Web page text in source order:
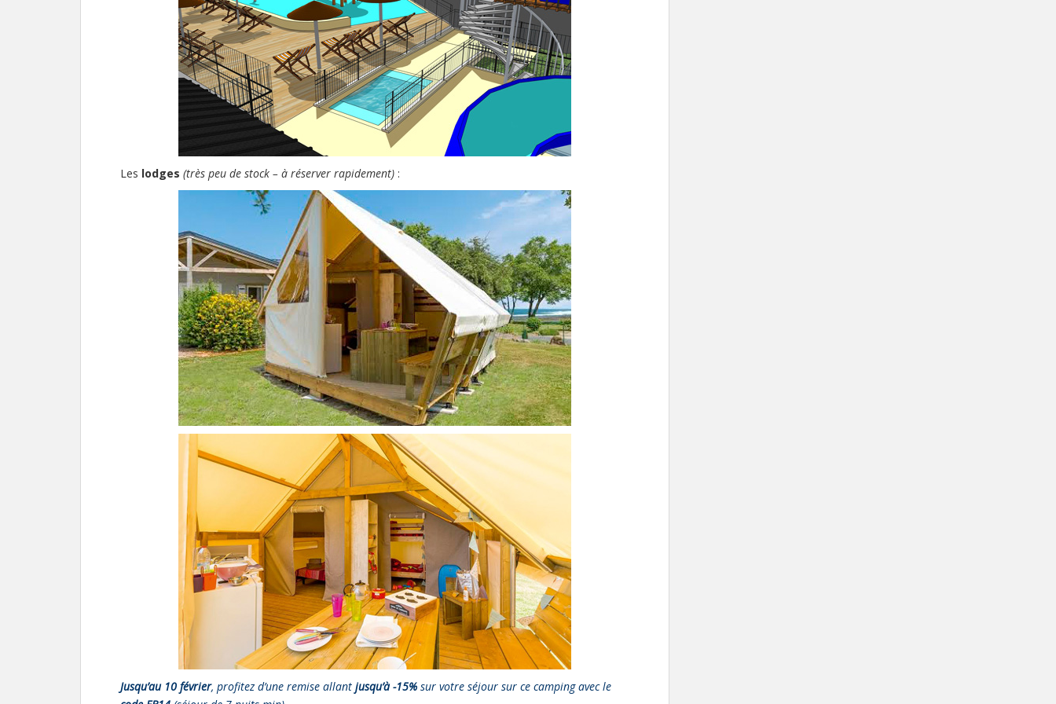
Les lodges (très peu de stock – à réserver rapidement) :
Jusqu’au 10 février, profitez d’une remise allant jusqu’à -15% sur votre séjour sur ce camping avec le